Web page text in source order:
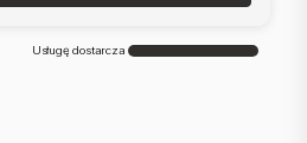
Usługę dostarcza